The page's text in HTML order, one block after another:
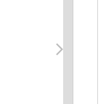
arrow_forward_ios